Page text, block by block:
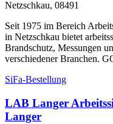
Netzschkau, 08491
Seit 1975 im Bereich
in Netzschkau bietet
Brandschutz, Messungen
verschiedener Branchen.
SiFa-Bestellung
LAB Langer
Langer